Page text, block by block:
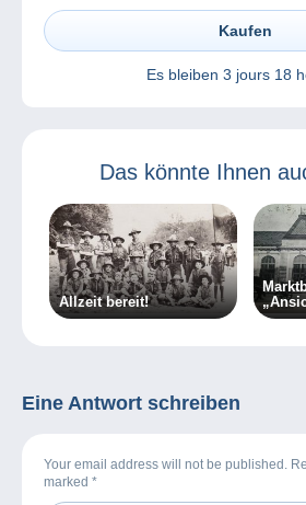
Kaufen
Es bleiben 3 jours 18
Das könnte Ihnen
Allzeit bereit!
Eine Antwort schreiben
Your email address will not be published.
marked *